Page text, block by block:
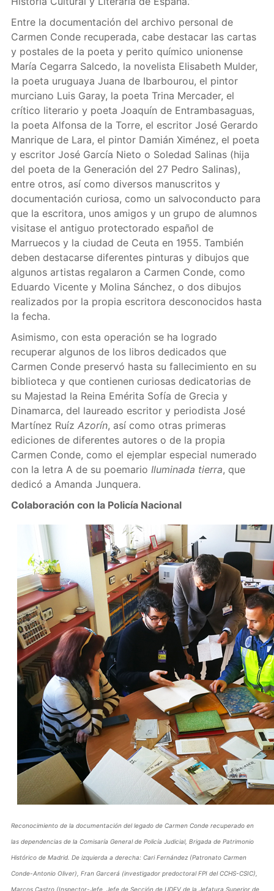
Entre la documentación del archivo personal de
Carmen Conde recuperada, cabe destacar las cartas
y postales de la poeta y perito químico unionense
María Cegarra Salcedo, la novelista Elisabeth Mulder,
la poeta uruguaya Juana de Ibarbourou, el pintor
murciano Luis Garay, la poeta Trina Mercader, el
crítico literario y poeta Joaquín de Entrambasaguas,
la poeta Alfonsa de la Torre, el escritor José Gerardo
Manrique de Lara, el pintor Damián Ximénez, el poeta
y escritor José García Nieto o Soledad Salinas (hija
del poeta de la Generación del 27 Pedro Salinas),
entre otros, así como diversos manuscritos y
documentación curiosa, como un salvoconducto para
que la escritora, unos amigos y un grupo de alumnos
visitase el antiguo protectorado español de
Marruecos y la ciudad de Ceuta en 1955. También
deben destacarse diferentes pinturas y dibujos que
algunos artistas regalaron a Carmen Conde, como
Eduardo Vicente y Molina Sánchez, o dos dibujos
realizados por la propia escritora desconocidos hasta
la fecha.
Asimismo, con esta operación se ha logrado
recuperar algunos de los libros dedicados que
Carmen Conde preservó hasta su fallecimiento en su
biblioteca y que contienen curiosas dedicatorias de
su Majestad la Reina Emérita Sofía de Grecia y
Dinamarca, del laureado escritor y periodista José
Martínez Ruíz Azorín, así como otras primeras
ediciones de diferentes autores o de la propia
Carmen Conde, como el ejemplar especial numerado
con la letra A de su poemario Iluminada tierra, que
dedicó a Amanda Junquera.
Colaboración con la Policía Nacional
Reconocimiento de la documentación del legado de Carmen Conde recuperado en
las dependencias de la Comisaría General de Policía Judicial, Brigada de Patrimonio
Histórico de Madrid. De izquierda a derecha: Cari Fernández (Patronato Carmen
Conde-Antonio Oliver), Fran Garcerá (investigador predoctoral FPI del CCHS-CSIC),
Marcos Castro (Inspector-Jefe, Jefe de Sección de UDEV de la Jefatura Superior de